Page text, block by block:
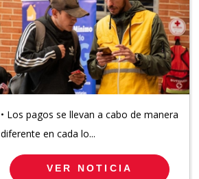
• Los pagos se llevan a cabo de manera
diferente en cada lo...
VER NOTICIA